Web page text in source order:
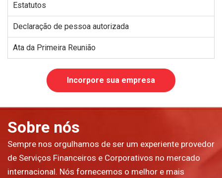
Estatutos
Declaração de pessoa autorizada
Ata da Primeira Reunião
Incorpore sua empresa
Sobre nós
Sempre nos orgulhamos de ser um experiente provedor
de Serviços Financeiros e Corporativos no mercado
internacional. Nós fornecemos o melhor e mais